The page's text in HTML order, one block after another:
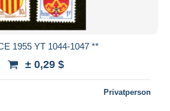
1955 YT 1044-1047 **
± 0,29 $
Privatperson